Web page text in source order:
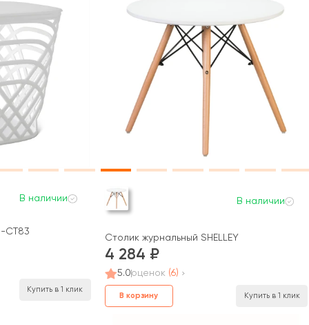
В наличии
CT83
Купить в 1 клик
В наличии
Столик журнальный SHELLEY
4 284
5.0оценок (6)
В корзину Купить в 1 клик